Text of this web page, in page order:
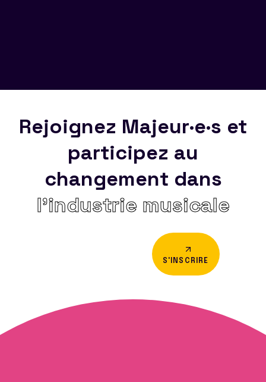
Rejoignez Majeur·e·s et
participez au
changement dans
l’industrie musicale
S'INSCRIRE